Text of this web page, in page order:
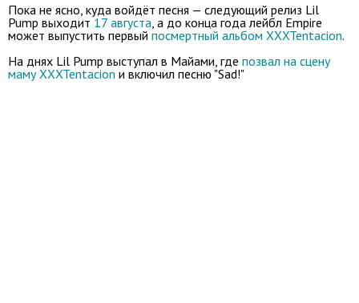
Пока не ясно, куда войдёт песня — следующий релиз Lil
Pump выходит17 августа , а до конца года лейбл Empire
может выпустить первый посмертный альбом XXXTentacion.
На днях Lil Pump выступал в Майами, где позвал на сцену
маму XXXTentacion и включил песню "Sad!"